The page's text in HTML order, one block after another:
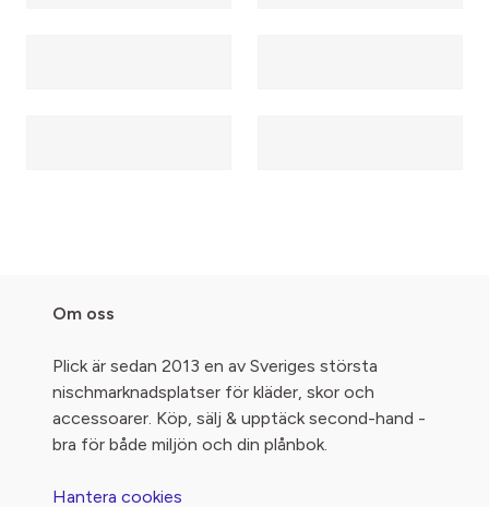
Om oss
Plick är sedan 2013 en av Sveriges största
nischmarknadsplatser för kläder, skor och
accessoarer. Köp, sälj & upptäck second-hand -
bra för både miljön och din plånbok.
Hantera cookies